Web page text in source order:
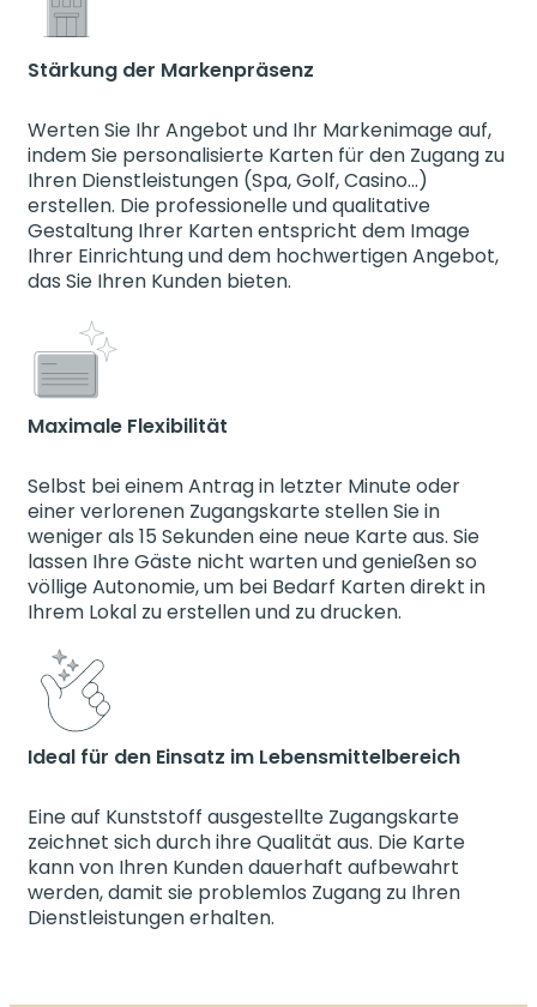
Stärkung der Markenpräsenz
Werten Sie Ihr Angebot und Ihr Markenimage auf,
indem Sie personalisierte Karten für den Zugang zu
Ihren Dienstleistungen (Spa, Golf, Casino…)
erstellen. Die professionelle und qualitative
Gestaltung Ihrer Karten entspricht dem Image
Ihrer Einrichtung und dem hochwertigen Angebot,
das Sie Ihren Kunden bieten.
Maximale Flexibilität
Selbst bei einem Antrag in letzter Minute oder
einer verlorenen Zugangskarte stellen Sie in
weniger als 15 Sekunden eine neue Karte aus. Sie
lassen Ihre Gäste nicht warten und genießen so
völlige Autonomie, um bei Bedarf Karten direkt in
Ihrem Lokal zu erstellen und zu drucken.
Ideal für den Einsatz im Lebensmittelbereich
Eine auf Kunststoff ausgestellte Zugangskarte
zeichnet sich durch ihre Qualität aus. Die Karte
kann von Ihren Kunden dauerhaft aufbewahrt
werden, damit sie problemlos Zugang zu Ihren
Dienstleistungen erhalten.